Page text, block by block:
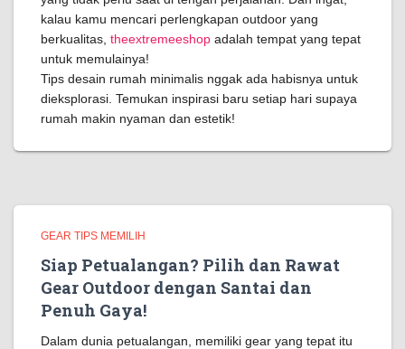
kalau kamu mencari perlengkapan outdoor yang
berkualitas, theextremeeshop adalah tempat yang tepat
untuk memulainya!
Tips desain rumah minimalis nggak ada habisnya untuk
dieksplorasi. Temukan inspirasi baru setiap hari supaya
rumah makin nyaman dan estetik!
GEAR TIPS MEMILIH
Siap Petualangan? Pilih dan Rawat
Gear Outdoor dengan Santai dan
Penuh Gaya!
Dalam dunia petualangan, memiliki gear yang tepat itu